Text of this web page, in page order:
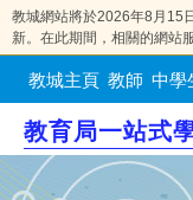
教城網站將於2026年8月15
新。在此期間，相關的網站
教城主頁 教師 中學
教育局一站式